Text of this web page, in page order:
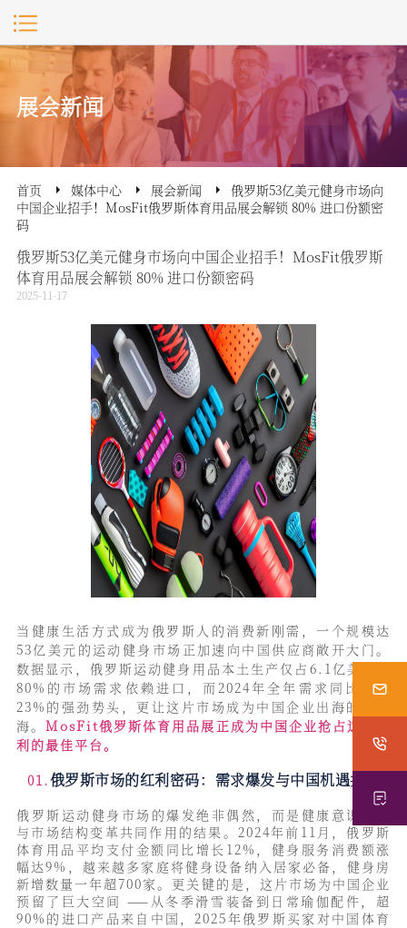
展会新闻
首页 媒体中心 展会新闻
俄罗斯53亿美元健身市场向
中国企业招手！MosFit俄罗斯体育用品展会解锁 80% 进口份额密
码
俄罗斯53亿美元健身市场向中国企业招手！MosFit俄罗斯
体育用品展会解锁 80% 进口份额密码
2025-11-17
当健康生活方式成为俄罗斯人的消费新刚需，一个规模达
53亿美元的运动健身市场正加速向中国供应商敞开大门。
数据显示，俄罗斯运动健身用品本土生产仅占6.1亿美元，
80%的市场需求依赖进口，而2024年全年需求同比激增
23%的强劲势头，更让这片市场成为中国企业出海的新蓝
海。MosFit俄罗斯体育用品展正成为中国企业抢占这份红
利的最佳平台。
01.俄罗斯市场的红利密码： 需求爆发与中国机遇共振
俄罗斯运动健身市场的爆发绝非偶然，而是健康意识升级
与市场结构变革共同作用的结果。2024年前11月，俄罗斯
体育用品平均支付金额同比增长12%，健身服务消费额涨
幅达9%，越来越多家庭将健身设备纳入居家必备，健身房
新增数量一年超700家。更关键的是，这片市场为中国企业
预留了巨大空间 ——从冬季滑雪装备到日常瑜伽配件，超
90%的进口产品来自中国，2025年俄罗斯买家对中国体育